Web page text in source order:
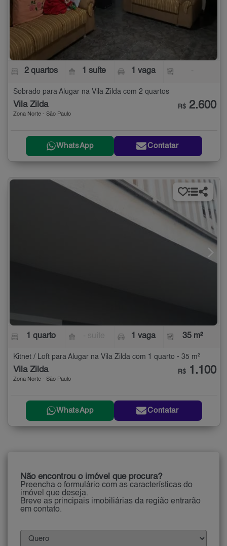
2 quartos 1 suíte 1 vaga
Sobrado para Alugar na Vila Zilda com 2 quartos
Vila Zilda
Zona Norte - São Paulo
R$ 2.600
WhatsApp Contatar
1 quarto 1 vaga 35 m²
Kitnet / Loft para Alugar na Vila Zilda com 1 quarto - 35 m²
Vila Zilda
Zona Norte - São Paulo
R$ 1.100
WhatsApp Contatar
Não encontrou o imóvel que procura?
Preencha o formulário com as características do
imóvel que deseja.
Breve as principais imobiliárias da região entrarão
em contato.